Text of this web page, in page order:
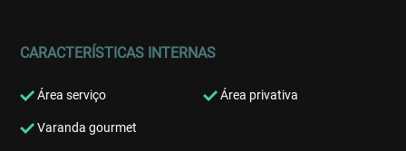
CARACTERÍSTICAS INTERNAS
Área serviço Área privativa
Varanda gourmet